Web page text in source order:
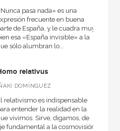
pasa nada» es una
frecuente en buena
de España, y le cuadra muy
esa «España invisible» a la
sólo alumbran lo...
relativus
DOMÍNGUEZ
relativismo es indispensable
entender la realidad en la
vivimos. Sirve, digamos, de
fundamental a la cosmovisión